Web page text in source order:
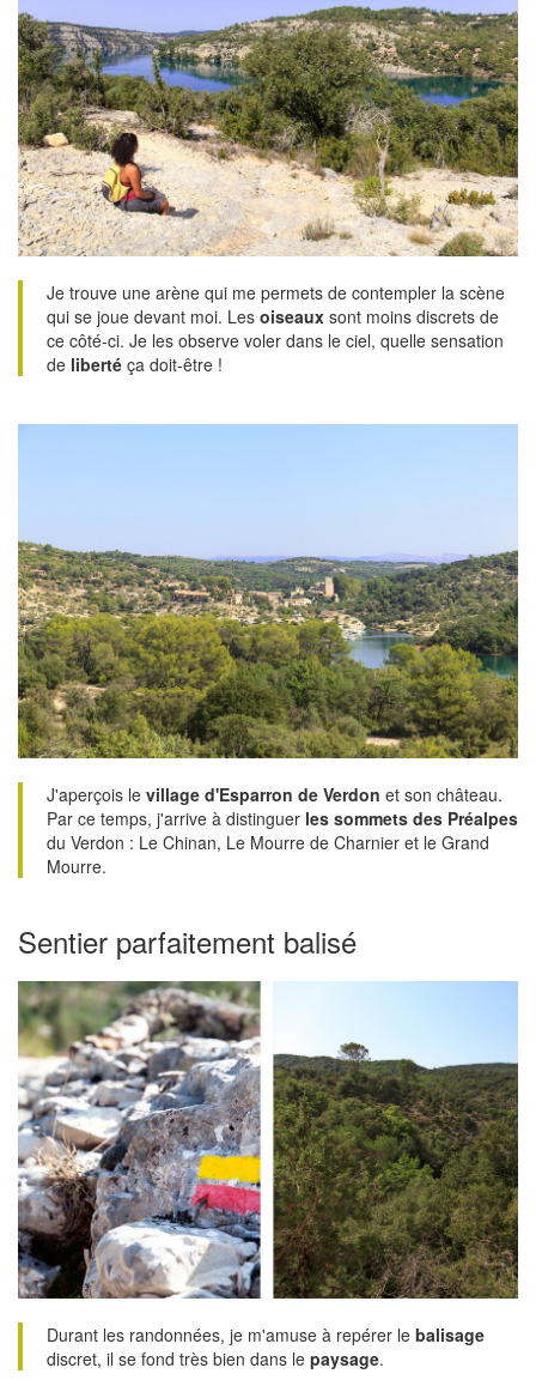
Je trouve une arène qui me permets de contempler la scène
qui se joue devant moi. Les oiseaux sont moins discrets de
ce côté-ci. Je les observe voler dans le ciel, quelle sensation
de liberté ça doit-être !
J'aperçois le village d'Esparron de Verdon et son château.
Par ce temps, j'arrive à distinguer les sommets des Préalpes
du Verdon : Le Chinan, Le Mourre de Charnier et le Grand
Mourre.
Sentier parfaitement balisé
Durant les randonnées, je m'amuse à repérer le balisage
discret, il se fond très bien dans le paysage.